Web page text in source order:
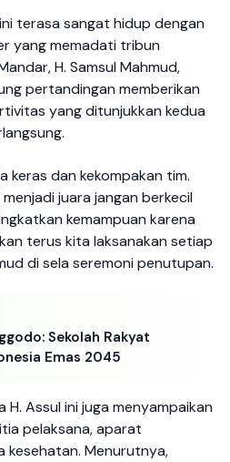
terasa sangat hidup dengan
yang memadati tribun
H. Samsul Mahmud,
pertandingan memberikan
yang ditunjukkan kedua
keras dan kekompakan tim.
juara jangan berkecil
kemampuan karena
terus kita laksanakan setiap
di sela seremoni penutupan.
Sekolah Rakyat
Emas 2045
Assul ini juga menyampaikan
pelaksana, aparat
kesehatan. Menurutnya,